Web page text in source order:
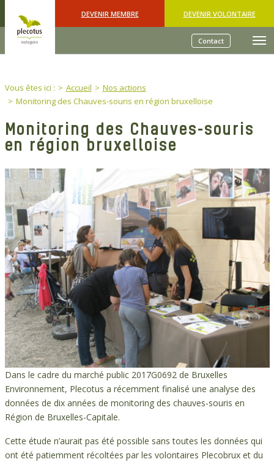
DEVENIR MEMBRE DEVENIR VOLONTAIRE
Contact
You are here:
Vous êtes ici : Accueil
Nos actions
Monitoring des Chauves-souris en région bruxelloise
Monitoring des Chauves-souris
en région bruxelloise
Dans le cadre du marché public 2017G0692 de Bruxelles
Environnement, Plecotus a récemment finalisé une analyse des
données de dix années de monitoring des chauves-souris en
Région de Bruxelles-Capitale.
Cette étude n’aurait pas été possible sans toutes les données qui
ont été patiemment récoltées par les volontaires Plecobrux et du